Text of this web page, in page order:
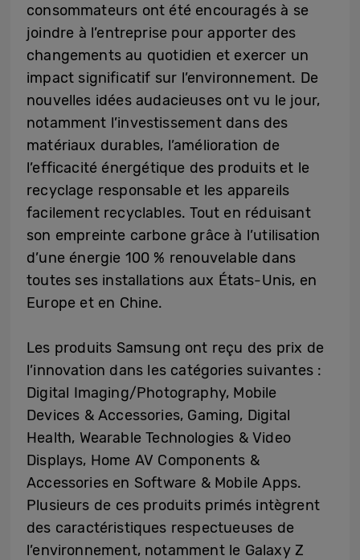
consommateurs ont été encouragés à se
joindre à l’entreprise pour apporter des
changements au quotidien et exercer un
impact significatif sur l’environnement. De
nouvelles idées audacieuses ont vu le jour,
notamment l’investissement dans des
matériaux durables, l’amélioration de
l’efficacité énergétique des produits et le
recyclage responsable et les appareils
facilement recyclables. Tout en réduisant
son empreinte carbone grâce à l’utilisation
d’une énergie 100 % renouvelable dans
toutes ses installations aux États-Unis, en
Europe et en Chine.
Les produits Samsung ont reçu des prix de
l’innovation dans les catégories suivantes :
Digital Imaging/Photography, Mobile
Devices & Accessories, Gaming, Digital
Health, Wearable Technologies & Video
Displays, Home AV Components &
Accessories en Software & Mobile Apps.
Plusieurs de ces produits primés intègrent
des caractéristiques respectueuses de
l’environnement, notamment le Galaxy Z